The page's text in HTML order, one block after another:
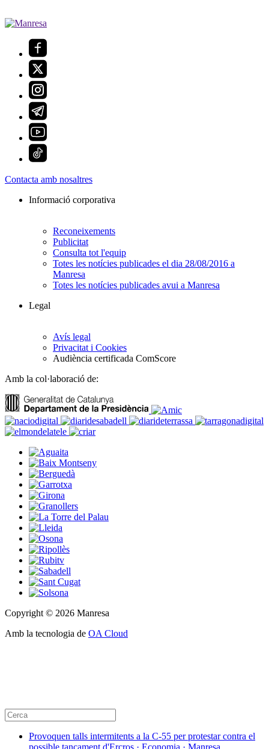
Contacta amb nosaltres
Informació corporativa
Reconeixements
Publicitat
Consulta tot l'equip
Totes les notícies publicades el dia 28/08/2016 a
Manresa
Totes les notícies publicades avui a Manresa
Legal
Avís legal
Privacitat i Cookies
Audiència certificada ComScore
Amb la col·laboració de:
Copyright © 2026 Manresa
Amb la tecnologia de OA Cloud
Provoquen talls intermitents a la C-55 per protestar contra el
possible tancament d'Ercros · Economia · Manresa